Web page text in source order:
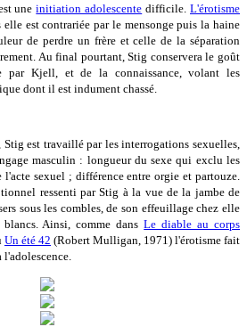
uneinitiation adolescente difficile.L'érotisme
est contrariée par le mensonge puis la haine
de perdre un frère et celle de la séparation
Au final pourtant, Stig conservera le goût
Kjell, et de la connaissance, volant les
dont il est indument chassé.
Stig est travaillé par les interrogations sexuelles,
masculin : longueur du sexe qui exclu les
sexuel ; différence entre orgie et partouze.
ressenti par Stig à la vue de la jambe de
sous les combles, de son effeuillage chez elle
Ainsi, comme dansLe diable au corps
Un été 42 (Robert Mulligan, 1971) l'érotisme fait
l'adolescence.